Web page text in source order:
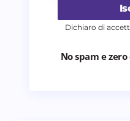
Dichiaro di
No spam e